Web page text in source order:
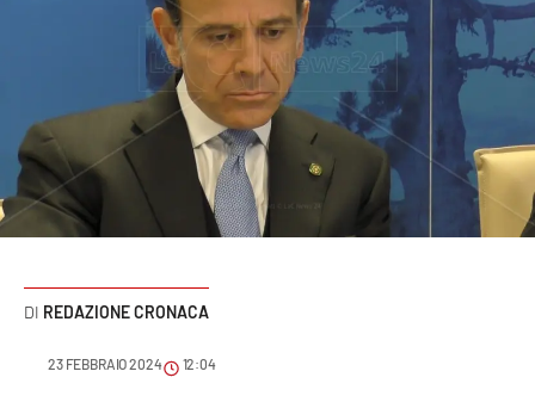
Cultura
Podcast
Editoriali
REDAZIONE CRONACA
23 FEBBRAIO 2024 12:04